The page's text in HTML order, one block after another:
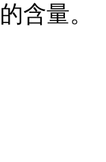
的含量。